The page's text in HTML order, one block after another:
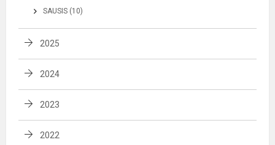
SAUSIS (10)
2025
2024
2023
2022